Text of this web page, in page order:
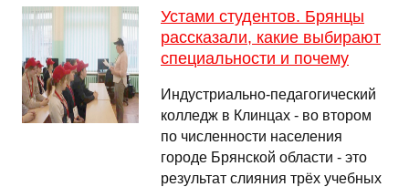
Устами студентов. Брянцы
рассказали, какие выбирают
специальности и почему
Индустриально-педагогический
колледж в Клинцах - во втором
по численности населения
городе Брянской области - это
результат слияния трёх учебных